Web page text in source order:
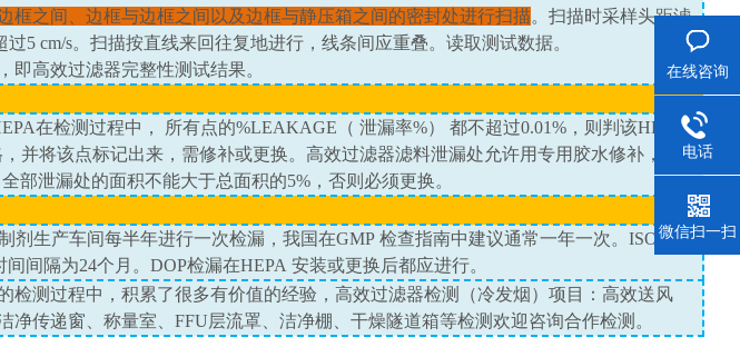
框之间、边框与边框之间以及边框与静压箱之间的密封处进行扫描。扫描时采样头距滤
过5 cm/s。扫描按直线来回往复地进行，线条间应重叠。读取测试数据。
高效过滤器完整性测试结果。
在检测过程中， 所有点的%LEAKAGE （ 泄漏率%） 都不超过0.01% ，则判该HEPA合
，并将该点标记出来，需修补或更换。高效过滤器滤料泄漏处允许用专用胶水修补，但是
全部泄漏处的面积不能大于总面积的5% ，否则必须更换。
剂生产车间每半年进行一次检漏，我国在GMP 检查指南中建议通常一年一次。 ISO14644
间间隔为24个月。 DOP检漏在HEPA 安装或更换后都应进行。
检测过程中，积累了很多有价值的经验，高效过滤器检测（冷发烟）项目：高效送风
净传递窗、称量室、 FFU层流罩、洁净棚、干燥隧道箱等检测欢迎咨询合作检测。
在线咨询
电话
微信扫一扫